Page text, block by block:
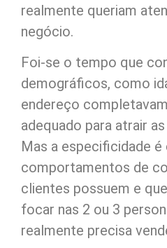
realmente queriam
negócio.
Foi-se o tempo que
demográficos, como
endereço
adequado para atrair
Mas a especificidade
comportamentos de
clientes possuem e
focar nas 2 ou 3
realmente precisa